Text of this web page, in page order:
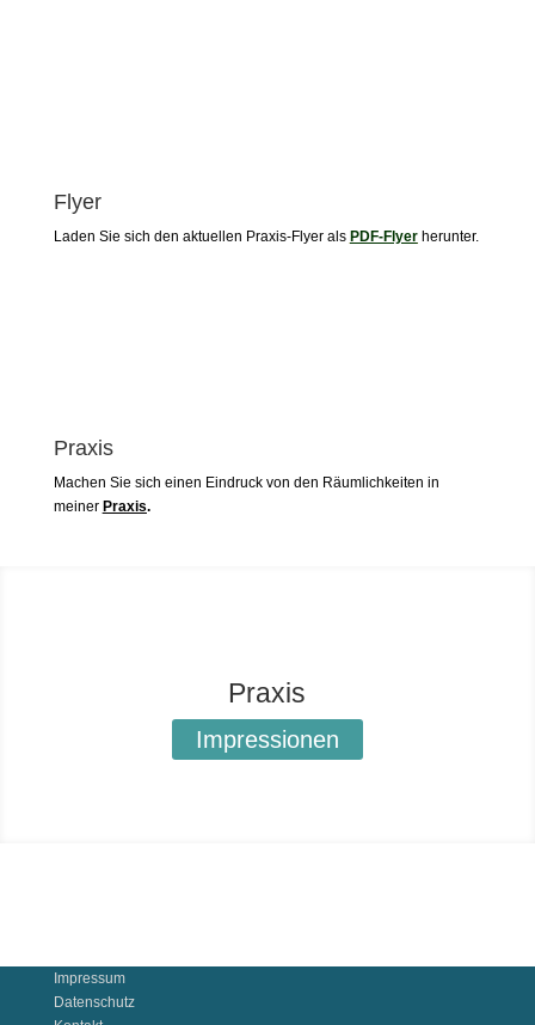
Flyer
Laden Sie sich den aktuellen Praxis-Flyer als PDF-Flyerherunter.
Praxis
Machen Sie sich einen Eindruck von den Räumlichkeiten in
meiner Praxis.
Praxis
Impressionen
Impressum
Datenschutz